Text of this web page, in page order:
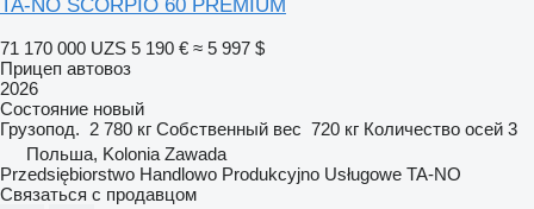
TA-NO SCORPIO 60 PREMIUM
71 170 000 UZS 5 190 € ≈ 5 997 $
Прицеп автовоз
2026
Состояние новый
Грузопод. 2 780 кг Собственный вес 720 кг Количество осей 3
Польша, Kolonia Zawada
Przedsiębiorstwo Handlowo Produkcyjno Usługowe TA-NO
Связаться с продавцом